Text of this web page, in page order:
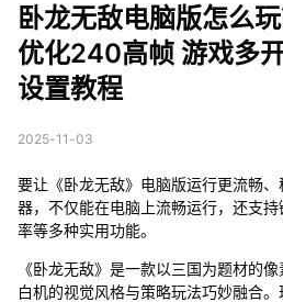
卧龙无敌电脑版怎么
优化240高帧 游戏多
设置教程
2025-11-03
要让《卧龙无敌》电脑版运行更流畅
器，不仅能在电脑上流畅运行，还支
率等多种实用功能。
《卧龙无敌》是一款以三国为题材的
白机的视觉风格与策略玩法巧妙融合